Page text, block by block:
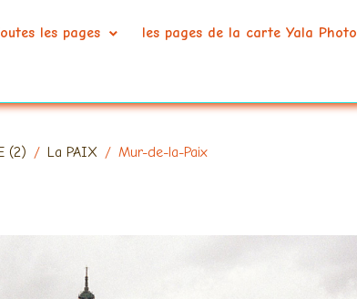
les pages les pages de la carte Yala Photo
(2) La PAIX Mur-de-la-Paix